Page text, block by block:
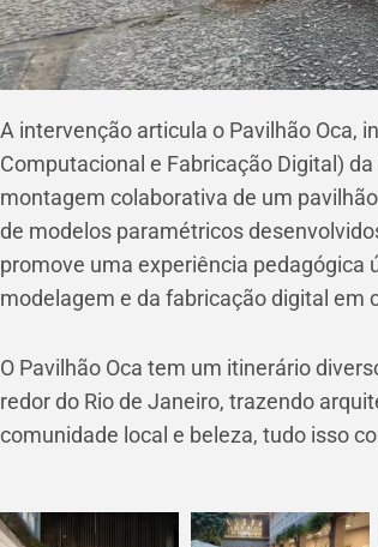
A intervenção articula o Pavilhão Oca,
Computacional e Fabricação Digital)
montagem colaborativa de um
de modelos paramétricos
promove uma experiência pedagógica
modelagem e da fabricação digital em
O Pavilhão Oca tem um itinerário
redor do Rio de Janeiro, trazendo
comunidade local e beleza, tudo isso